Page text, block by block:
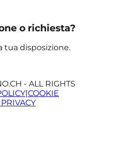
o richiesta?
tua disposizione.
- ALL RIGHTS
|COOKIE